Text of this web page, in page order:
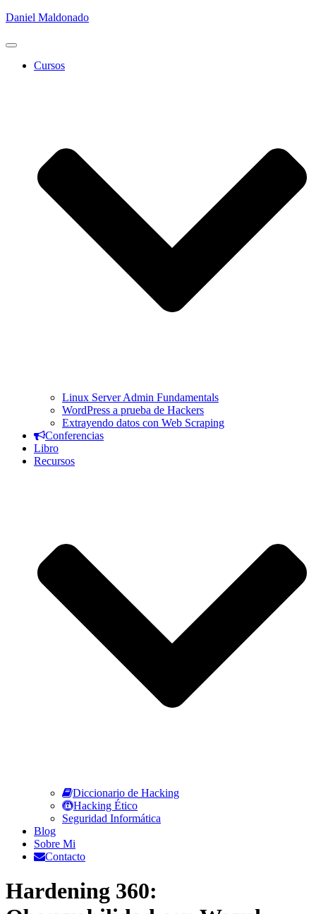
Daniel Maldonado
Cambiar
Cursos
Linux Server Admin Fundamentals
WordPress a prueba de Hackers
Extrayendo datos con Web Scraping
Conferencias
Libro
Recursos
Diccionario de Hacking
Hacking Ético
Seguridad Informática
Blog
Sobre Mi
Contacto
Hardening 360: